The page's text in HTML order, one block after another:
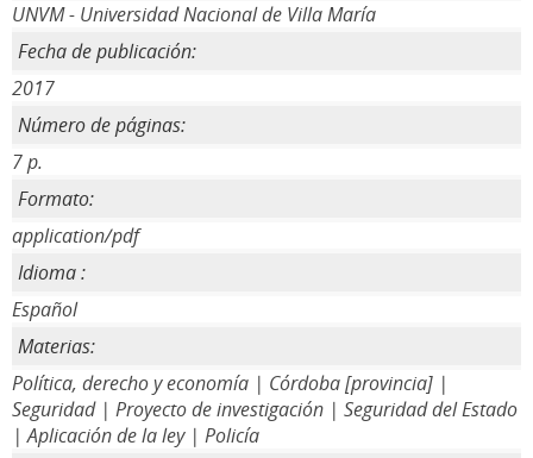
UNVM - Universidad Nacional de Villa María
Fecha de publicación:
2017
Número de páginas:
7 p.
Formato:
application/pdf
Idioma :
Español
Materias:
Política, derecho y economía | Córdoba [provincia] |
Seguridad | Proyecto de investigación | Seguridad del Estado
| Aplicación de la ley | Policía